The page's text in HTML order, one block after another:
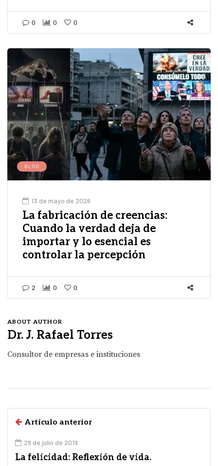
0 0 0
BLOG
13 de mayo de 2026
La fabricación de creencias:
Cuando la verdad deja de
importar y lo esencial es
controlar la percepción
2 0 0
ABOUT AUTHOR
Dr. J. Rafael Torres
Consultor de empresas e instituciones
Artículo anterior
29 de julio de 2019
La felicidad: Reflexión de vida.